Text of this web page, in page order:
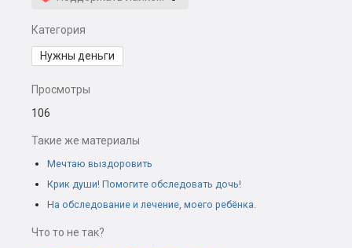
Категория
Нужны деньги
Просмотры
106
Такие же материалы
Мечтаю выздоровить
Крик души! Помогите обследовать дочь!
На обследование и лечение, моего ребёнка.
Что то не так?